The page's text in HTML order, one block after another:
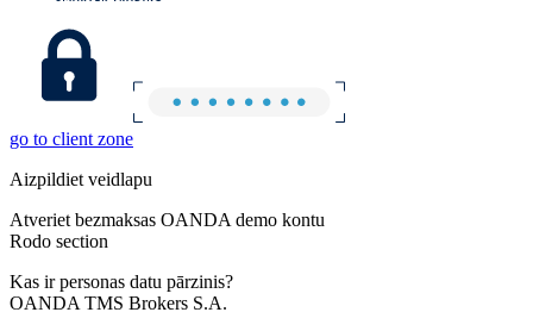
go to client zone
Aizpildiet veidlapu
Atveriet bezmaksas OANDA demo kontu
Rodo section
Kas ir personas datu pārzinis?
OANDA TMS Brokers S.A.